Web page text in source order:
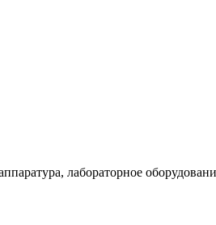
лабораторное